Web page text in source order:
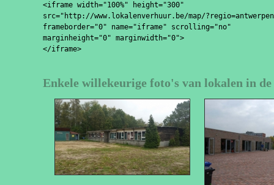
<iframe width="100%" height="300"
src="http://www.lokalenverhuur.be/map/
frameborder="0" name="iframe" scrolling="no"
marginheight="0" marginwidth="0">
Enkele willekeurige foto's van lokalen in